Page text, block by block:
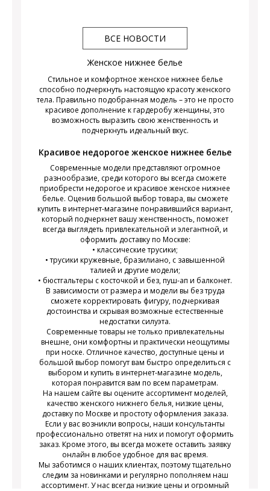
ВСЕ НОВОСТИ
Женское нижнее белье
Стильное и комфортное женское нижнее белье
способно подчеркнуть настоящую красоту женского
тела. Правильно подобранная модель – это не просто
красивое дополнение к гардеробу женщины, это
возможность выразить свою женственность и
подчеркнуть идеальный вкус.
Красивое недорогое женское нижнее белье
Современные модели представляют огромное
разнообразие, среди которого вы всегда сможете
приобрести недорогое и красивое женское нижнее
белье. Оценив большой выбор товара, вы сможете
купить в интернет-магазине понравившийся вариант,
который подчеркнет вашу женственность, поможет
всегда выглядеть привлекательной и элегантной, и
оформить доставку по Москве:
• классические трусики;
• трусики кружевные, бразилиано, с завышенной
талией и другие модели;
• бюстгальтеры с косточкой и без, пуш-ап и балконет.
В зависимости от размера и модели вы без труда
сможете корректировать фигуру, подчеркивая
достоинства и скрывая возможные естественные
недостатки силуэта.
Современные товары не только привлекательны
внешне, они комфортны и практически неощутимы
при носке. Отличное качество, доступные цены и
большой выбор помогут вам быстро определиться с
выбором и купить в интернет-магазине модель,
которая понравится вам по всем параметрам.
На нашем сайте вы оцените ассортимент моделей,
качество женского нижнего белья, низкие цены,
доставку по Москве и простоту оформления заказа.
Если у вас возникли вопросы, наши консультанты
профессионально ответят на них и помогут оформить
заказ. Кроме этого, вы всегда можете оставить заявку
онлайн в любое удобное для вас время.
Мы заботимся о наших клиентах, поэтому тщательно
следим за новинками и регулярно пополняем наш
ассортимент. У нас всегда низкие цены и огромный